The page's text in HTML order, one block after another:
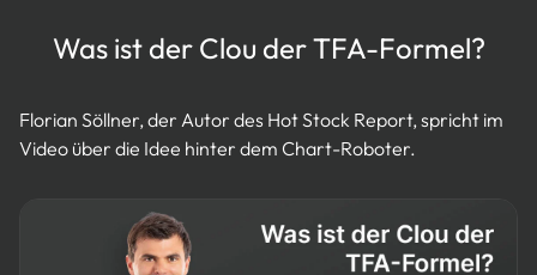
Was ist der Clou der TFA-Formel?
Florian Söllner, der Autor des Hot Stock Report, spricht im
Video über die Idee hinter dem Chart-Roboter.